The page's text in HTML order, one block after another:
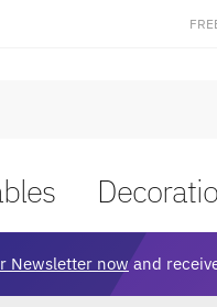
Newsletter nowand